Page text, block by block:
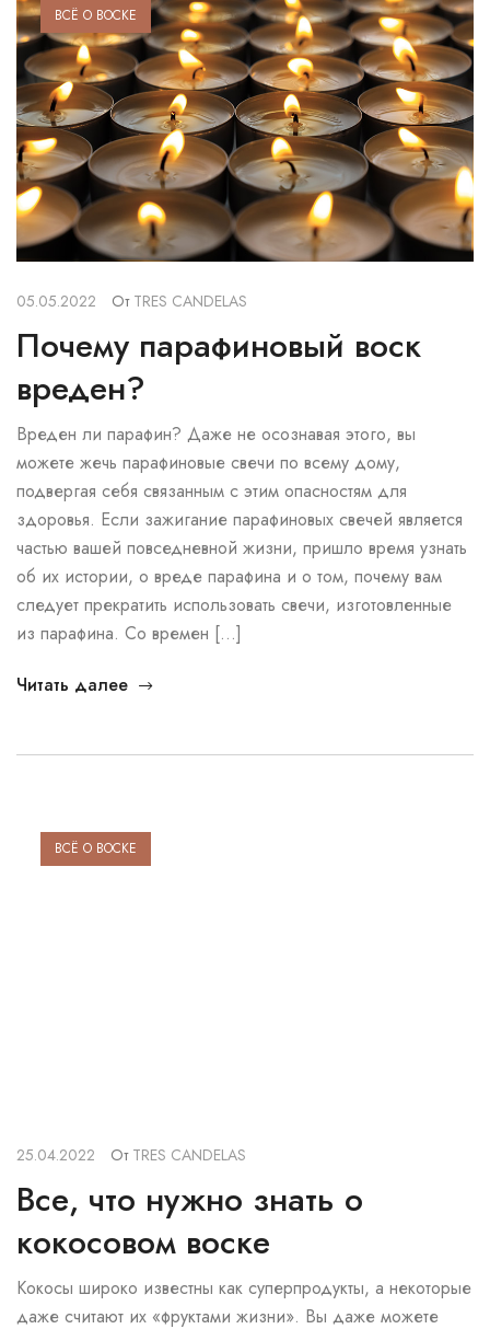
ВСЁ О ВОСКЕ
05.05.2022 От TRES CANDELAS
Почему парафиновый воск
вреден?
Вреден ли парафин? Даже не осознавая этого, вы
можете жечь парафиновые свечи по всему дому,
подвергая себя связанным с этим опасностям для
здоровья. Если зажигание парафиновых свечей является
частью вашей повседневной жизни, пришло время узнать
об их истории, о вреде парафина и о том, почему вам
следует прекратить использовать свечи, изготовленные
из парафина. Со времен […]
Читать далее
ВСЁ О ВОСКЕ
25.04.2022 От TRES CANDELAS
Все, что нужно знать о
кокосовом воске
Кокосы широко известны как суперпродукты, а некоторые
даже считают их «фруктами жизни». Вы даже можете